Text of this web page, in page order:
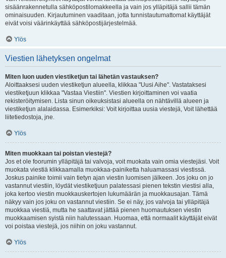
sisäänrakennetulla sähköpostilomakkeella ja vain jos ylläpitäjä sallii tämän
ominaisuuden. Kirjautuminen vaaditaan, jotta tunnistautumattomat käyttäjät
eivät voisi väärinkäyttää sähköpostijärjestelmää.
Ylös
Viestien lähetyksen ongelmat
Miten luon uuden viestiketjun tai lähetän vastauksen?
Aloittaaksesi uuden viestiketjun alueella, klikkaa "Uusi Aihe". Vastataksesi
viestiketjuun klikkaa "Vastaa Viestiin". Viestien kirjoittaminen voi vaatia
rekisteröitymisen. Lista sinun oikeuksistasi alueella on nähtävillä alueen ja
viestiketjun alalaidassa. Esimerkiksi: Voit kirjoittaa uusia viestejä, Voit lähettää
liitetiedostoja, jne.
Ylös
Miten muokkaan tai poistan viestejä?
Jos et ole foorumin ylläpitäjä tai valvoja, voit muokata vain omia viestejäsi. Voit
muokata viestiä klikkaamalla muokkaa-painiketta haluamassasi viestissä.
Joskus painike toimii vain tietyn ajan viestin luomisen jälkeen. Jos joku on jo
vastannut viestiin, löydät viestiketjuun palatessasi pienen tekstin viestisi alla,
joka kertoo viestin muokkauskertojen lukumäärän ja muokkausajan. Tämä
näkyy vain jos joku on vastannut viestiin. Se ei näy, jos valvoja tai ylläpitäjä
muokkaa viestiä, mutta he saattavat jättää pienen huomautuksen viestin
muokkaamisen syistä niin halutessaan. Huomaa, että normaalit käyttäjät eivät
voi poistaa viestejä, jos niihin on joku vastannut.
Ylös